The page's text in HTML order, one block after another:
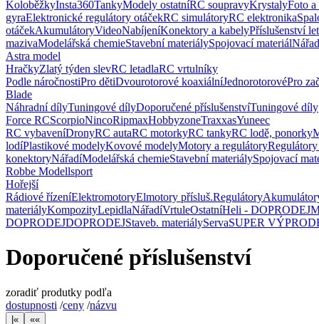
KoloběžkyInsta360TankyModely ostatníRC soupravyKrystalyFoto
gyraElektronické regulátory otáčekRC simulátoryRC elektronika
otáčekAkumulátoryVideoNabíjeníKonektory a kabelyPříslušenství
mazivaModelářská chemieStavební materiálySpojovací materiál
Astra model
HračkyZlatý týden slevRC letadlaRC vrtulníky
Podle náročnostiPro dětiDvourotorové koaxiálníJednorotorovéPro
Blade
Náhradní dílyTuningové dílyDoporučené příslušenstvíTuningové díly
Force RCScorpioNincoRipmaxHobbyzoneTraxxasYuneec
RC vybaveníDronyRC autaRC motorkyRC tankyRC lodě, ponorky
lodíPlastikové modelyKovové modelyMotory a regulátory
konektoryNářadíModelářská chemieStavební materiálySpojovací
Robbe Modellsport
Hořejší
Rádiové řízeníElektromotoryElmotory přísluš.Regulátory
materiályKompozityLepidlaNářadíVrtuleOstatníHeli - DOPRODEJ
DOPRODEJDOPRODEJStaveb. materiályServaSUPER
Doporučené příslušenství
zoradiť produtky podľa
dostupnosti /ceny /názvu